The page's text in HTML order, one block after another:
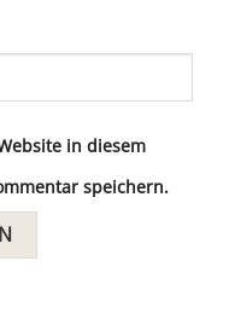
in diesem
speichern.